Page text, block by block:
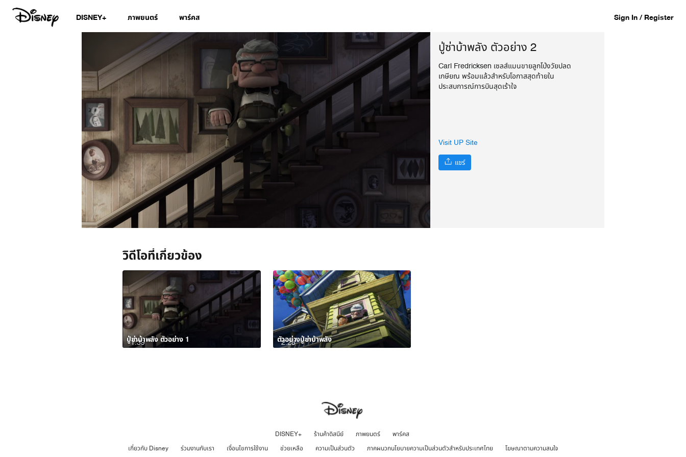
DISNEY+ ภาพยนตร์ พาร์คส Sign In / Register
/
ปู่ซ่าบ้าพลัง ตัวอย่าง 2
Carl Fredricksen เซลส์แมนขายลูกโป่งวัยปลด
เกษียณ พร้อมแล้วสำหรับโอกาสสุดท้ายใน
ประสบการณ์การบินสุดเร้าใจ
Visit UP Site
แชร์
วิดีโอที่เกี่ยวข้อง
1:39
ปู่ซ่าบ้าพลัง ตัวอย่าง 1 2:28
ตัวอย่างปู่ซ่าบ้าพลัง
DISNEY+ ร้านค้าดิสนีย์ ภาพยนตร์
พาร์คส
เกี่ยวกับ Disney
ร่วมงานกับเรา เงื่อนไขการใช้งาน ช่วยเหลือ ความเป็นส่วนตัว ภาคผนวกนโยบายความเป็นส่วนตัวสำหรับประเทศไทย โฆษณาตามความสนใจ